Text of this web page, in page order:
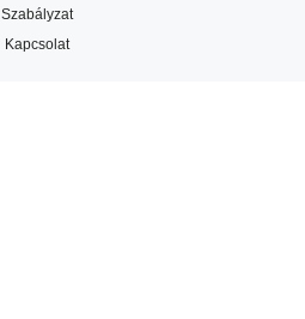
Szabályzat
Kapcsolat